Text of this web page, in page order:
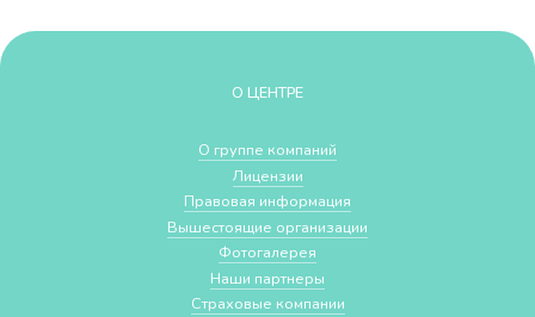
О ЦЕНТРЕ
О группе компаний
Лицензии
Правовая информация
Вышестоящие организации
Фотогалерея
Наши партнеры
Страховые компании